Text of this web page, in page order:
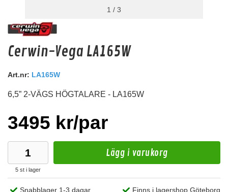
Audio System Z-EVO 1.25M EXT
OFC 1,25m förlängningskabel med RCA kontakter.
Snabblager 1-3 dagar
1 / 3
Cerwin-Vega LA165W
Art.nr: LA165W
6,5” 2-VÄGS HÖGTALARE - LA165W
3495 kr/par
5 st i lager
Lägg i varukorg
Snabblager 1-3 dagar Finns i lagershop Göteborg